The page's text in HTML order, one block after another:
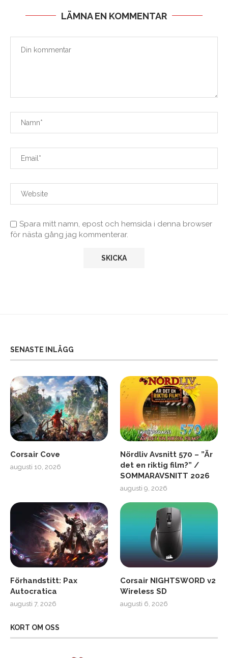
LÄMNA EN KOMMENTAR
Spara mitt namn, epost och hemsida i denna browser
för nästa gång jag kommenterar.
SENASTE INLÄGG
Corsair Cove
augusti 10, 2026
Nördliv Avsnitt 570 – ”Är
det en riktig film?” /
SOMMARAVSNITT 2026
augusti 9, 2026
Förhandstitt: Pax
Autocratica
augusti 7, 2026
Corsair NIGHTSWORD v2
Wireless SD
augusti 6, 2026
KORT OM OSS